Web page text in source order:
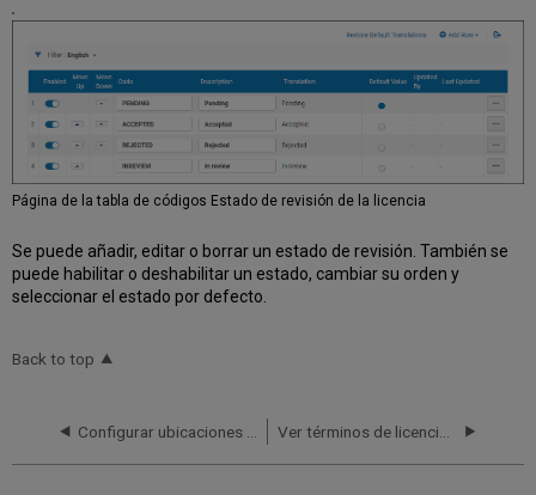
Página de la tabla de códigos Estado de revisión de la licencia
Se puede añadir, editar o borrar un estado de revisión. También se
puede habilitar o deshabilitar un estado, cambiar su orden y
seleccionar el estado por defecto.
Back to top